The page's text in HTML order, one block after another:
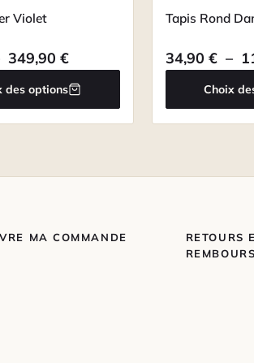
340,00 €
Violet
349,90 €Plage de prix : 34,90 € à
des options
Tapis Rond
34,90 € –
Choix
MA COMMANDE
RETOURS